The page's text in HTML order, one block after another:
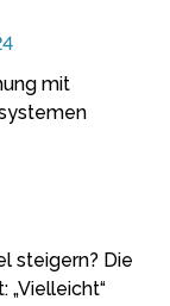
mit
steigern? Die
„Vielleicht“